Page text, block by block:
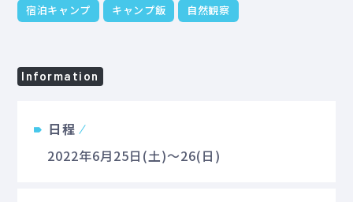
宿泊キャンプ キャンプ飯 自然観察
Information
日程
2022年6月25日(土)～26(日)